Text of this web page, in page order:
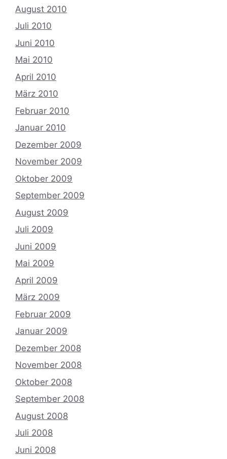
August 2010
Juli 2010
Juni 2010
Mai 2010
April 2010
März 2010
Februar 2010
Januar 2010
Dezember 2009
November 2009
Oktober 2009
September 2009
August 2009
Juli 2009
Juni 2009
Mai 2009
April 2009
März 2009
Februar 2009
Januar 2009
Dezember 2008
November 2008
Oktober 2008
September 2008
August 2008
Juli 2008
Juni 2008